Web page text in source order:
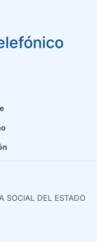
SOCIAL DEL ESTADO